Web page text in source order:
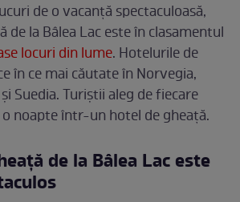
de o vacanță spectaculoasă,
de la Bâlea Lac este în clasamentul
locuri din lume. Hotelurile de
în ce mai căutate în Norvegia,
Suedia. Turiștii aleg de fiecare
noapte într-un hotel de gheață.
de la Bâlea Lac este